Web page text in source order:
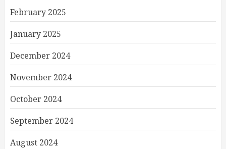
February 2025
January 2025
December 2024
November 2024
October 2024
September 2024
August 2024